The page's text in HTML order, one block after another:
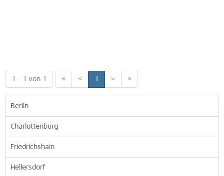
1 - 1 von 1 « < 1 > »
Berlin
Charlottenburg
Friedrichshain
Hellersdorf